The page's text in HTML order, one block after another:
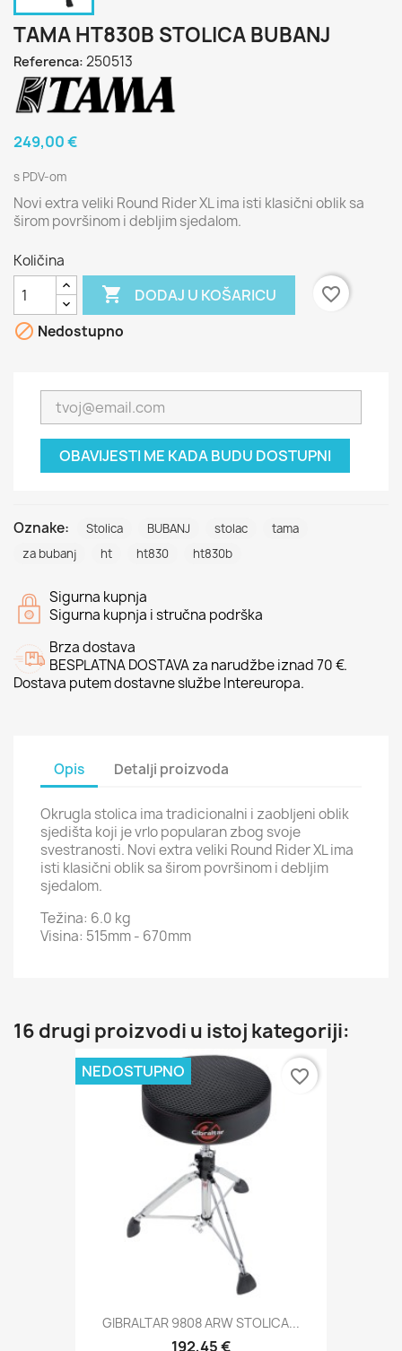
TAMA HT830B STOLICA BUBANJ
Referenca: 250513
249,00 €
s PDV-om
Novi extra veliki Round Rider XL ima isti klasični oblik sa
širom površinom i debljim sjedalom.
Količina
 DODAJ U KOŠARICU
favorite_border
 Nedostupno
OBAVIJESTI ME KADA BUDU DOSTUPNI
Oznake: Stolica BUBANJ stolac
tama
za bubanj
ht ht830 ht830b
Sigurna kupnja
Sigurna kupnja i stručna podrška
Brza dostava
BESPLATNA DOSTAVA za narudžbe iznad 70 €.
Dostava putem dostavne službe Intereuropa.
Opis Detalji proizvoda
Okrugla stolica ima tradicionalni i zaobljeni oblik
sjedišta koji je vrlo popularan zbog svoje
svestranosti. Novi extra veliki Round Rider XL ima
isti klasični oblik sa širom površinom i debljim
sjedalom.
Težina: 6.0 kg
Visina: 515mm - 670mm
16 drugi proizvodi u istoj kategoriji:
GIBRALTAR 9808 ARW STOLICA...
192,45 €
NEDOSTUPNO favorite_border